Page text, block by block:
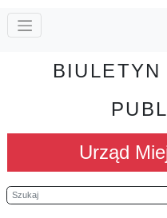
Urząd
Szukaj